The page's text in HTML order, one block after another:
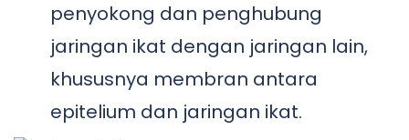
penyokong dan penghubung
jaringan ikat dengan jaringan lain,
khususnya membran antara
epitelium dan jaringan ikat.